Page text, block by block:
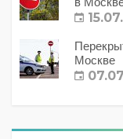
Москве